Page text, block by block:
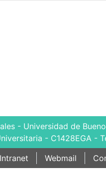
- Universidad de
- C1428EGA -
Intranet Webmail